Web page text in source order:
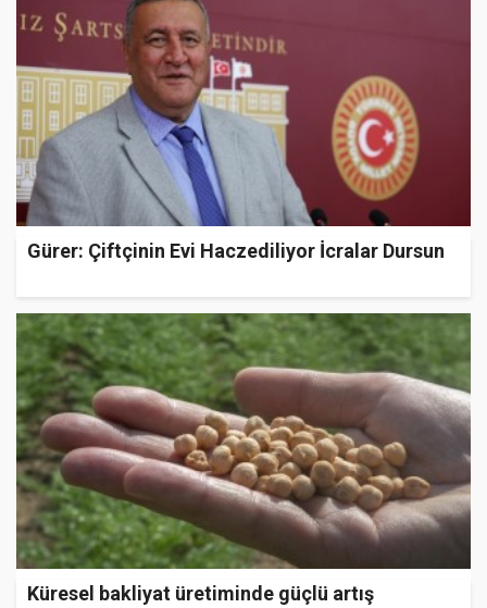
Gürer: Çiftçinin Evi Haczediliyor İcralar Dursun
Küresel bakliyat üretiminde güçlü artış